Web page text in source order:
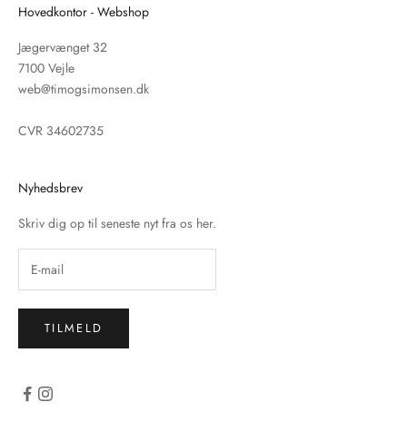
Hovedkontor - Webshop
Jægervænget 32
7100 Vejle
web@timogsimonsen.dk
CVR 34602735
Nyhedsbrev
Skriv dig op til seneste nyt fra os her.
TILMELD